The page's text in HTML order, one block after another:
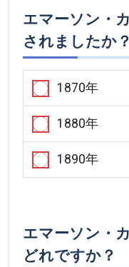
エマーソン・
されましたか？
1870年
1880年
1890年
エマーソン・
どれですか？